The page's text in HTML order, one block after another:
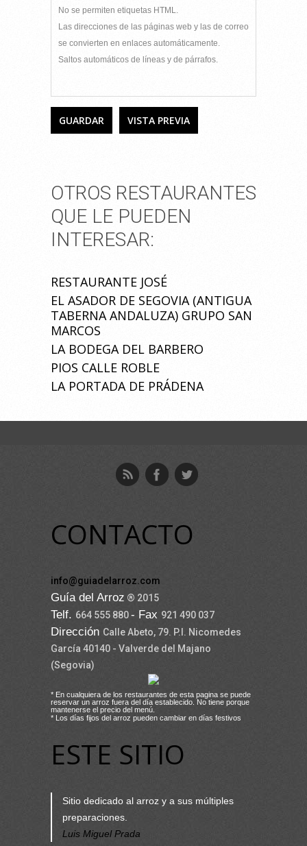
No se permiten etiquetas HTML.
Las direcciones de las páginas web y las de correo
se convierten en enlaces automáticamente.
Saltos automáticos de líneas y de párrafos.
OTROS RESTAURANTES
QUE LE PUEDEN
INTERESAR:
RESTAURANTE JOSÉ
EL ASADOR DE SEGOVIA (ANTIGUA
TABERNA ANDALUZA) GRUPO SAN
MARCOS
LA BODEGA DEL BARBERO
PIOS CALLE ROBLE
LA PORTADA DE PRÁDENA
CONTACTO
info@guiadelarroz.com
Guía del Arroz ® 2015
Telf. 664 555 880- Fax 921 490 037
Dirección Calle Abeto, 79. P.I. Nicomedes
García 40140 - Valverde del Majano
(Segovia)
* En cualquiera de los restaurantes de esta pagina se puede
reservar un arroz fuera del día establecido. No tiene porque
mantenerse el precio del menú.
* Los días fijos del arroz pueden cambiar en días festivos
ESTE SITIO
Sitio dedicado al arroz y a sus múltiples
preparaciones.
Luis Miguel Prada